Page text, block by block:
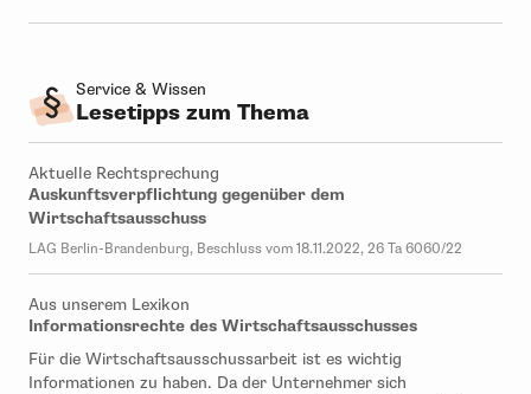
Service & Wissen
Lesetipps zum Thema
Aktuelle Rechtsprechung
Auskunftsverpflichtung gegenüber dem
Wirtschaftsausschuss
LAG Berlin-Brandenburg, Beschluss vom 18.11.2022, 26 Ta 6060/22
Aus unserem Lexikon
Informationsrechte des Wirtschaftsausschusses
Für die Wirtschaftsausschussarbeit ist es wichtig
Informationen zu haben. Da der Unternehmer sich